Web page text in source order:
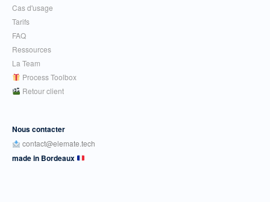
Cas d'usage
Tarifs
FAQ
Ressources
La Team
Process Toolbox
Retour client
Nous contacter
contact@elemate.tech
made in Bordeaux